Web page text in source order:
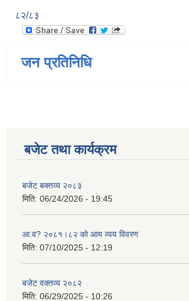
८२/८३
जन प्रतिनिधि
बजेट तथा कार्यक्रम
बजेट बक्तव्य २०८३
मिति: 06/24/2026 - 19:45
आ.व? २०८१।८२ को आय व्यय विवरण
मिति: 07/10/2025 - 12:19
बजेट वक्तव्य २०८२
मिति: 06/29/2025 - 10:26